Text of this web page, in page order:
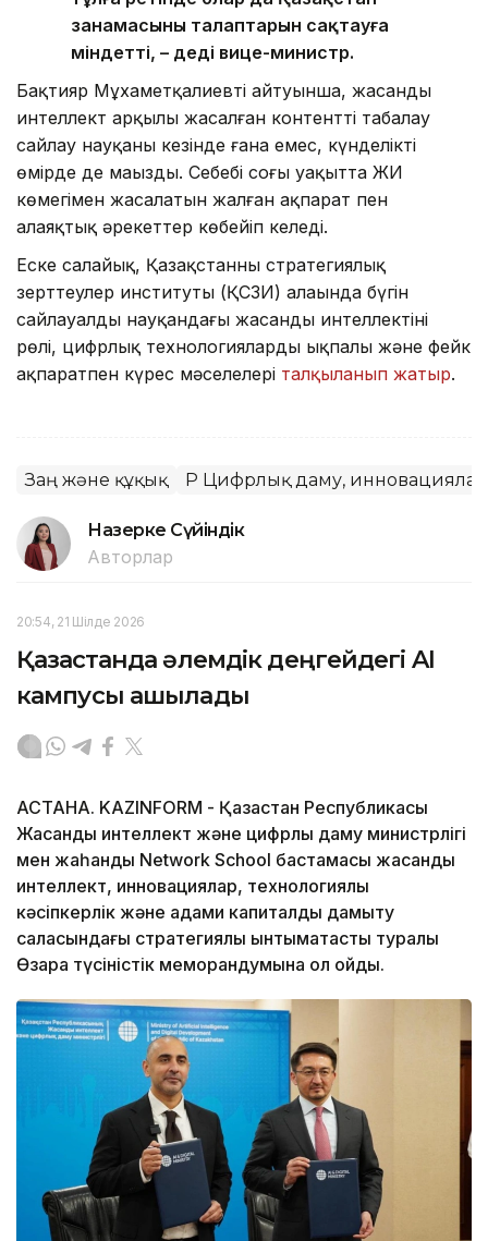
заңнамасының талаптарын сақтауға
міндетті, – деді вице-министр.
Бақтияр Мұхаметқалиевтің айтуынша, жасанды
интеллект арқылы жасалған контентті таңбалау
сайлау науқаны кезінде ғана емес, күнделікті
өмірде де маңызды. Себебі соңғы уақытта ЖИ
көмегімен жасалатын жалған ақпарат пен
алаяқтық әрекеттер көбейіп келеді.
Еске салайық, Қазақстанның стратегиялық
зерттеулер институты (ҚСЗИ) алаңында бүгін
сайлауалды науқандағы жасанды интеллектінің
рөлі, цифрлық технологиялардың ықпалы және фейк
ақпаратпен күрес мәселелері талқыланып жатыр.
Заң және құқық ҚР Цифрлық даму, инновациялар
Назерке Сүйіндік
Авторлар
20:54, 21 Шілде 2026
Қазақстанда әлемдік деңгейдегі AI
кампусы ашылады
АСТАНА. KAZINFORM - Қазақстан Республикасы
Жасанды интеллект және цифрлық даму министрлігі
мен жаһандық Network School бастамасы жасанды
интеллект, инновациялар, технологиялық
кәсіпкерлік және адами капиталды дамыту
саласындағы стратегиялық ынтымақтастық туралы
Өзара түсіністік меморандумына қол қойды.